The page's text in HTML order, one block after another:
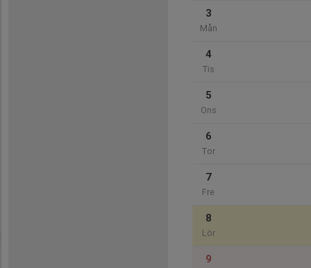
3
Mån
4
Tis
5
Ons
6
Tor
7
Fre
8
Lör
9